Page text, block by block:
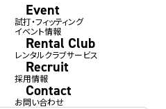
Event
試打・フィッティング
イベント情報
Rental Club
レンタルクラブサービス
Recruit
採用情報
Contact
お問い合わせ